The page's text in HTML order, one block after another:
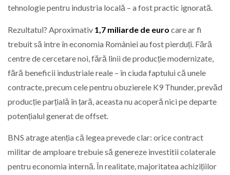
tehnologie pentru industria locală – a fost practic ignorată.
Rezultatul? Aproximativ 1,7 miliarde de euro care ar fi
trebuit să intre în economia României au fost pierduți. Fără
centre de cercetare noi, fără linii de producție modernizate,
fără beneficii industriale reale – în ciuda faptului că unele
contracte, precum cele pentru obuzierele K9 Thunder, prevăd
producție parțială în țară, aceasta nu acoperă nici pe departe
potențialul generat de offset.
BNS atrage atenția că legea prevede clar: orice contract
militar de amploare trebuie să genereze investitii colaterale
pentru economia internă. În realitate, majoritatea achizițiilor